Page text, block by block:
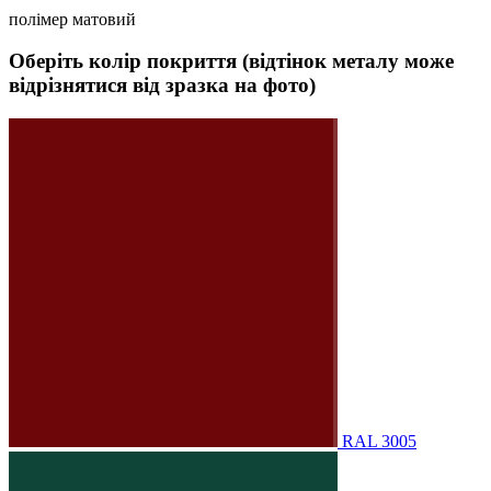
полімер матовий
Оберіть колір покриття (відтінок металу може
відрізнятися від зразка на фото)
RAL 3005